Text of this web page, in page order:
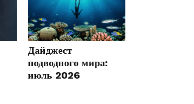
Дайджест
подводного мира:
июль 2026